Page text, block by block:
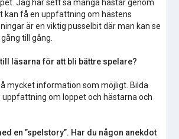
Jag har sett så många hästar genom
kan få en uppfattning om hästens
är en viktig pusselbit där man kan se
till gång.
läsarna för att bli bättre spelare?
mycket information som möjligt. Bilda
uppfattning om loppet och hästarna och
en ”spelstory”. Har du någon anekdot